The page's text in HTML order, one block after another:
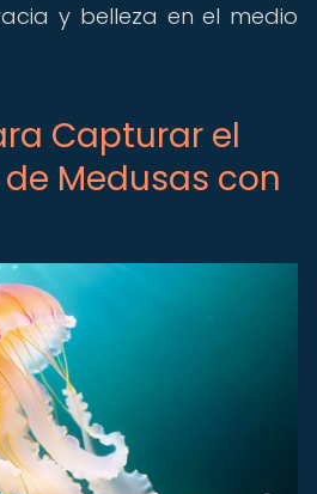
y belleza en el medio
Capturar el
Medusas con